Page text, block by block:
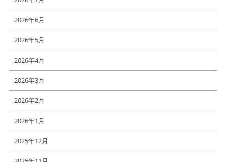
2026年6月
2026年5月
2026年4月
2026年3月
2026年2月
2026年1月
2025年12月